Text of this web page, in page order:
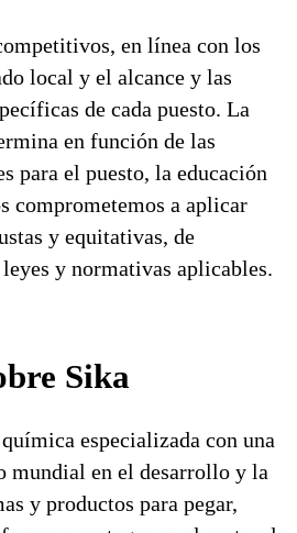
en línea con los
local y el alcance y las
de cada puesto. La
en función de las
para el puesto, la educación
comprometemos a aplicar
y equitativas, de
y normativas aplicables.
Sika
especializada con una
mundial en el desarrollo y la
y productos para pegar,